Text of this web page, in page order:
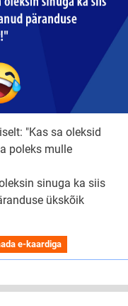
"Kas sa oleksid
poleks mulle
sinuga ka siis
ükskõik
e-kaardiga